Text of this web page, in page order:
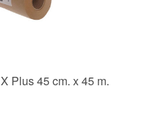
Plus 45 cm. x 45 m.